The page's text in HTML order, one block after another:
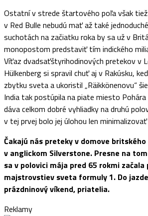
Ostatní v strede štartového poľa však
v Red Bulle nebudú mať až také
suchotách na začiatku roka by sa už v
monopostom predstaviť tím indického
Víťaz dvadsaťštyrihodinových pretekov v
Hülkenberg si spravil chuť aj v Rakúsku,
zbytku sveta a ukoristil „Räikkönenovu“
India tak postúpila na piate miesto
dáva celkom dobré vyhliadky na druhú
v tej prvej bolo jej úlohou len
Čakajú nás preteky v domove
v anglickom Silverstone. Presne na
sa v polovici mája pred 65 rokmi
majstrovstiev sveta formuly 1. Do
prázdninový víkend, priatelia.
Reklamy